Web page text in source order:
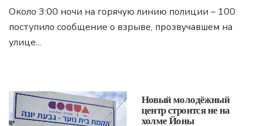
Около 3:00 ночи на горячую линию полиции – 100
поступило сообщение о взрыве, прозвучавшем на
улице...
Новый молодёжный
центр строится не на
холме Йоны